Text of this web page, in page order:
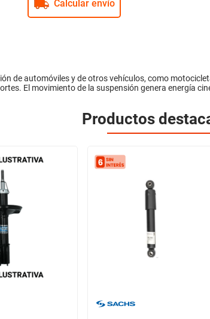
Calcular envío
de automóviles y de otros vehículos, como
El movimiento de la suspensión genera energía
Productos